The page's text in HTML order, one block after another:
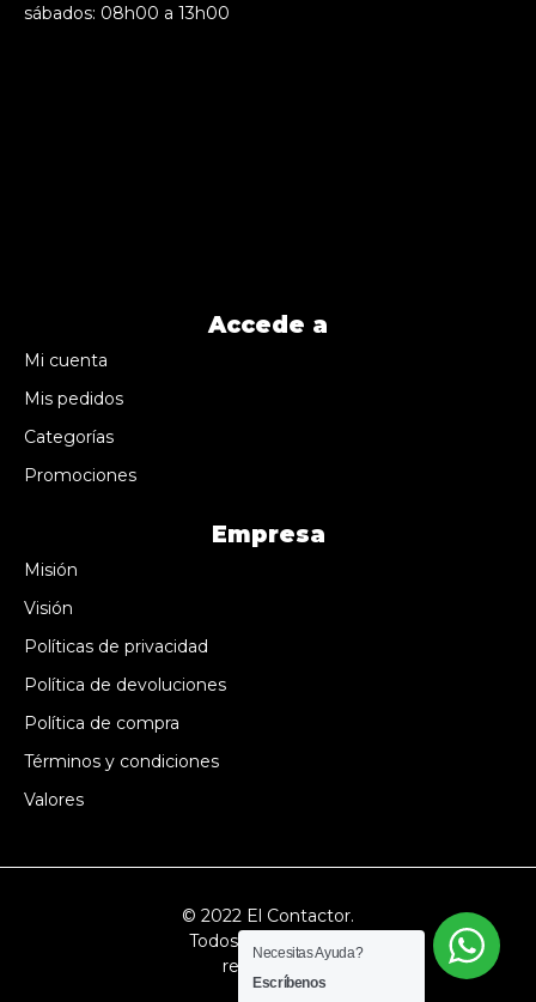
sábados: 08h00 a 13h00
Accede a
Mi cuenta
Mis pedidos
Categorías
Promociones
Empresa
Misión
Visión
Políticas de privacidad
Política de devoluciones
Política de compra
Términos y condiciones
Valores
© 2022 El Contactor.
Todos los derechos
reservados
Necesitas Ayuda?
Escríbenos